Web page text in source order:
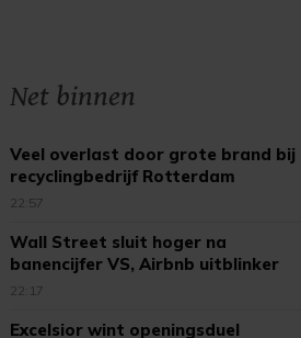
Net binnen
Veel overlast door grote brand bij
recyclingbedrijf Rotterdam
22:57
Wall Street sluit hoger na
banencijfer VS, Airbnb uitblinker
22:17
Excelsior wint openingsduel